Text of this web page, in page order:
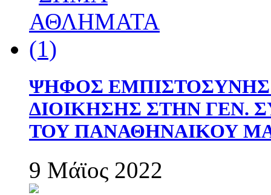
ΨΗΦΟΣ
ΔΙΟΙΚΗΣΗΣ ΣΤΗΝ ΓΕΝ.
ΤΟΥ ΠΑΝΑΘΗΝΑΙΚΟΥ
9 Μάϊος 2022